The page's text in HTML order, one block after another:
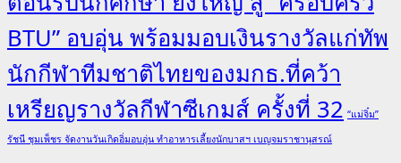
BTU” อบอุ่น พร้อมมอบเงินรางวัลแก่ทัพ
นักกีฬาทีมชาติไทยของมกธ.ที่คว้า
เหรียญรางวัลกีฬาซีเกมส์ ครั้งที่ 32 “แม่จิ๋ม”
รัชนี ชุมเพ็ชร จัดงานวันเกิดอิ่มอบอุ่น ทำอาหารเลี้ยงนักบาสฯ เบญจมราชานุสรณ์